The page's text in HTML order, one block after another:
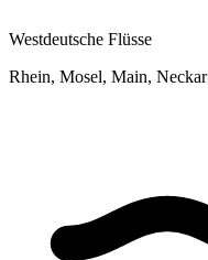
Westdeutsche Flüsse
Rhein, Mosel, Main, Neckar